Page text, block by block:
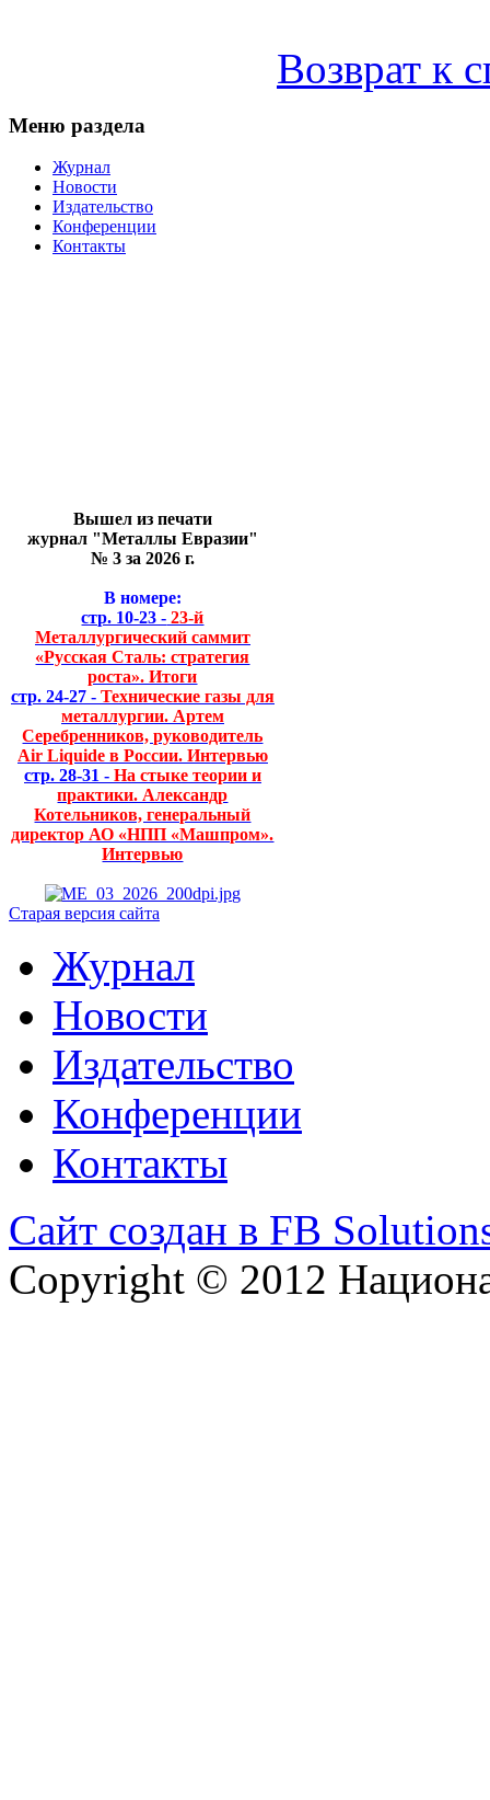
Возврат к
Меню раздела
Журнал
Новости
Издательство
Конференции
Контакты
Вышел из печати
журнал "Металлы Евразии"
№ 3 за 2026 г.
В номере:
стр. 10-23 - 23-й
Металлургический саммит
«Русская Сталь: стратегия
роста». Итоги
стр. 24-27 - Технические газы для
металлургии. Артем
Серебренников, руководитель
Air Liquide в России. Интервью
стр. 28-31 - На стыке теории и
практики. Александр
Котельников, генеральный
директор АО «НПП «Машпром».
Интервью
Старая версия сайта
Журнал
Новости
Издательство
Конференции
Контакты
Сайт создан в FB
Copyright © 2012